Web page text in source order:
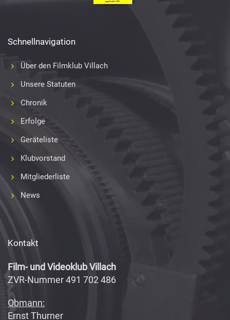
Schnellnavigation
Über den Filmklub Villach
Unsere Statuten
Chronik
Erfolge
Geräteliste
Klubvorstand
Mitgliederliste
News
Kontakt
Film- und Videoklub Villach
ZVR-Nummer 491 702 486
Obmann:
Ernst Thurner